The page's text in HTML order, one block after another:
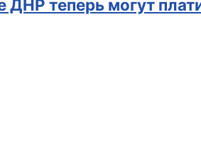
ДНР теперь могут